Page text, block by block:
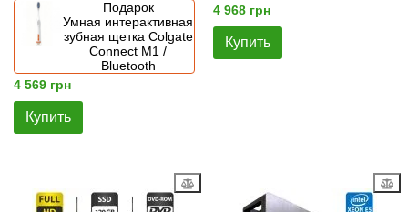
Подарок
Умная интерактивная
зубная щетка Colgate
Connect M1 /
Bluetooth
4 569 грн
Купить
4 968 грн
Купить